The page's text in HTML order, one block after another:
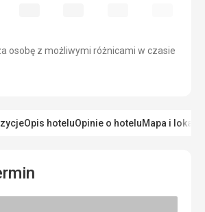
osobę z możliwymi różnicami w czasie
Opis hoteluOpinie o hoteluMapa i